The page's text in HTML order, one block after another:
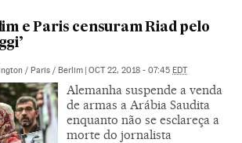
e Paris censuram Riad pelo
/ Paris / Berlim | OCT 22, 2018 - 07:45 EDT
Alemanha suspende a venda
de armas a Arábia Saudita
enquanto não se esclareça a
morte do jornalista